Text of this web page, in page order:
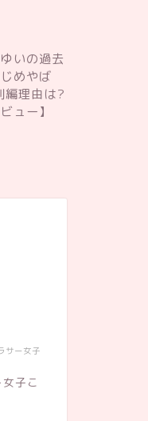
いの過去
めやば
編理由は?
ュー】
サー女子
子こ